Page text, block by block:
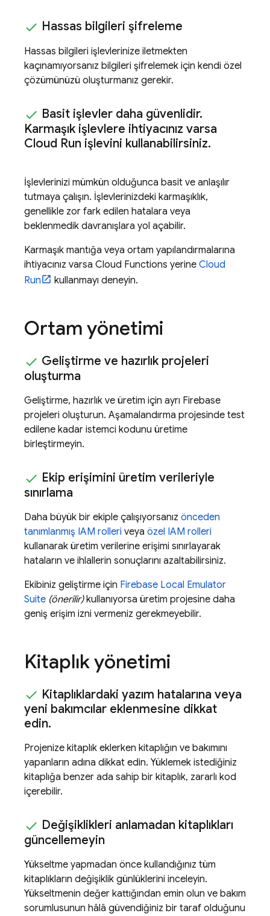
Hassas bilgileri şifreleme
Hassas bilgileri işlevlerinize iletmekten
kaçınamıyorsanız bilgileri şifrelemek için kendi özel
çözümünüzü oluşturmanız gerekir.
Basit işlevler daha güvenlidir.
Karmaşık işlevlere ihtiyacınız varsa
Cloud Run işlevini kullanabilirsiniz.
İşlevlerinizi mümkün olduğunca basit ve anlaşılır
tutmaya çalışın. İşlevlerinizdeki karmaşıklık,
genellikle zor fark edilen hatalara veya
beklenmedik davranışlara yol açabilir.
Karmaşık mantığa veya ortam yapılandırmalarına
ihtiyacınız varsa Cloud Functions yerine Cloud
Run
kullanmayı deneyin.
Ortam yönetimi
Geliştirme ve hazırlık projeleri
oluşturma
Geliştirme, hazırlık ve üretim için ayrı Firebase
projeleri oluşturun. Aşamalandırma projesinde test
edilene kadar istemci kodunu üretime
birleştirmeyin.
Ekip erişimini üretim verileriyle
sınırlama
Daha büyük bir ekiple çalışıyorsanız önceden
tanımlanmış IAM rolleri veya özel IAM rolleri
kullanarak üretim verilerine erişimi sınırlayarak
hataların ve ihlallerin sonuçlarını azaltabilirsiniz.
Ekibiniz geliştirme için Firebase Local Emulator
Suite (önerilir)kullanıyorsa üretim projesine daha
geniş erişim izni vermeniz gerekmeyebilir.
Kitaplık yönetimi
Kitaplıklardaki yazım hatalarına veya
yeni bakımcılar eklenmesine dikkat
edin.
Projenize kitaplık eklerken kitaplığın ve bakımını
yapanların adına dikkat edin. Yüklemek istediğiniz
kitaplığa benzer ada sahip bir kitaplık, zararlı kod
içerebilir.
Değişiklikleri anlamadan kitaplıkları
güncellemeyin
Yükseltme yapmadan önce kullandığınız tüm
kitaplıkların değişiklik günlüklerini inceleyin.
Yükseltmenin değer kattığından emin olun ve bakım
sorumlusunun hâlâ güvendiğiniz bir taraf olduğunu